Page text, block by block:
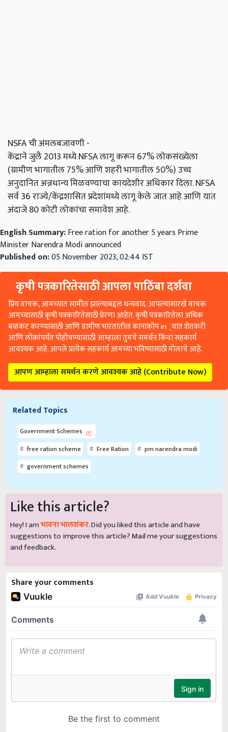
NSFA ची अंमलबजावणी -
केंद्राने जुलै 2013 मध्ये NFSA लागू करून 67% लोकसंख्येला
(ग्रामीण भागातील 75% आणि शहरी भागातील 50%) उच्च
अनुदानित अन्नधान्य मिळवण्याचा कायदेशीर अधिकार दिला. NFSA
सर्व 36 राज्ये/केंद्रशासित प्रदेशांमध्ये लागू केले जात आहे आणि यात
अंदाजे 80 कोटी लोकांचा समावेश आहे.
English Summary:Free ration for another 5 years Prime
Minister Narendra Modi announced
Published on:05 November 2023, 02:44 IST
कृषी पत्रकारितेसाठी आपला पाठिंबा दर्शवा
प्रिय वाचक, आमच्यात सामील झाल्याबद्दल धन्यवाद. आपल्यासारखे वाचक
आमच्यासाठी कृषी पत्रकारितेसाठी प्रेरणा आहेत. कृषी पत्रकारितेला अधिक
बळकट करण्यासाठी आणि ग्रामीण भारतातील कानाकोप in्यात शेतकरी
आणि लोकांपर्यंत पोहोचण्यासाठी आम्हाला तुमचे समर्थन किंवा सहकार्य
आवश्यक आहे. आपले प्रत्येक सहकार्य आमच्या भविष्यासाठी मोलाचे आहे.
आपण आम्हाला समर्थन करणे आवश्यक आहे (Contribute Now)
Related Topics
Government Schemes
free ration scheme
Free Ration
pm narendra modi
government schemes
Like this article?
Hey! I amभावना भालशंकर. Did you liked this article and have
suggestions to improve this article?Mailme your suggestions
and feedback.
Share your comments